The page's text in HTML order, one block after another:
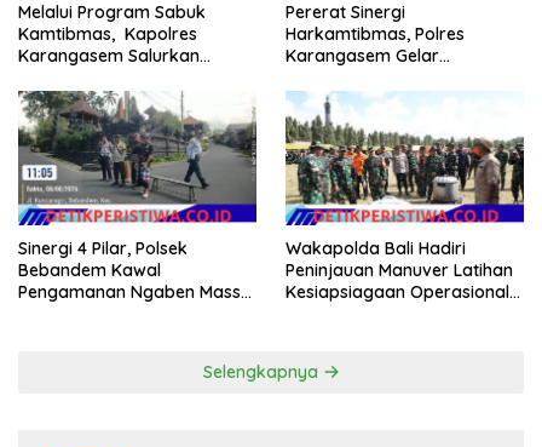
Melalui Program Sabuk
Kamtibmas, Kapolres
Karangasem Salurkan
Warga Kurang Mampu
Pererat Sinergi
Harkamtibmas, Polres
Karangasem Gelar
Kamtibmas di Dangin Sema II
Sinergi 4 Pilar, Polsek
Bebandem Kawal
Pengamanan Ngaben Massal
Wakapolda Bali Hadiri
Peninjauan Manuver Latihan
Kesiapsiagaan Operasional
Selengkapnya